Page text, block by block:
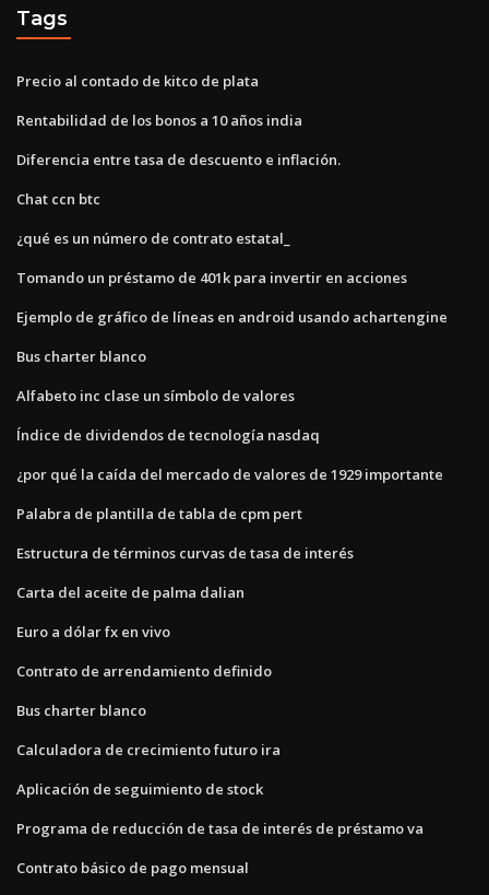
Tags
Precio al contado de kitco de plata
Rentabilidad de los bonos a 10 años india
Diferencia entre tasa de descuento e inflación.
Chat ccn btc
¿qué es un número de contrato estatal_
Tomando un préstamo de 401k para invertir en acciones
Ejemplo de gráfico de líneas en android usando achartengine
Bus charter blanco
Alfabeto inc clase un símbolo de valores
Índice de dividendos de tecnología nasdaq
¿por qué la caída del mercado de valores de 1929 importante
Palabra de plantilla de tabla de cpm pert
Estructura de términos curvas de tasa de interés
Carta del aceite de palma dalian
Euro a dólar fx en vivo
Contrato de arrendamiento definido
Bus charter blanco
Calculadora de crecimiento futuro ira
Aplicación de seguimiento de stock
Programa de reducción de tasa de interés de préstamo va
Contrato básico de pago mensual